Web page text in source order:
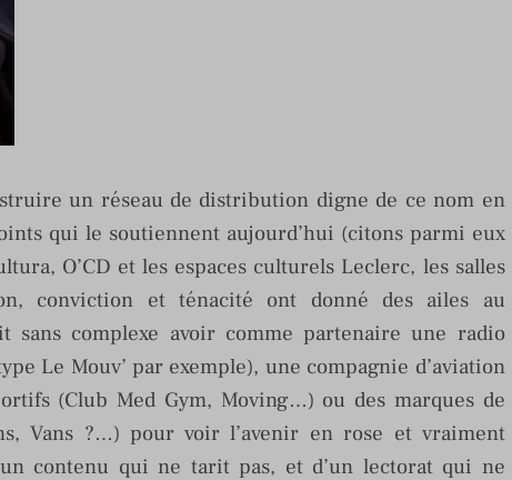
un réseau de distribution digne de ce nom en
qui le soutiennent aujourd’hui (citons parmi eux
O’CD et les espaces culturels Leclerc, les salles
conviction et ténacité ont donné des ailes au
sans complexe avoir comme partenaire une radio
Le Mouv’ par exemple), une compagnie d’aviation
(Club Med Gym, Moving…) ou des marques de
Vans ?…) pour voir l’avenir en rose et vraiment
contenu qui ne tarit pas, et d’un lectorat qui ne